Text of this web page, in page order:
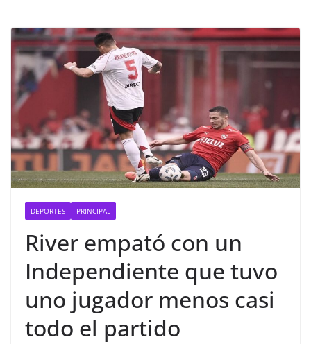
DEPORTES PRINCIPAL
River empató con un
Independiente que tuvo
uno jugador menos casi
todo el partido